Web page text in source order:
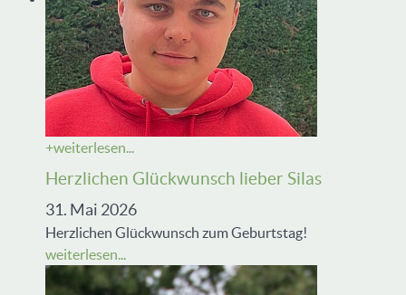
+weiterlesen...
Herzlichen Glückwunsch lieber Silas
31. Mai 2026
Herzlichen Glückwunsch zum Geburtstag!
weiterlesen...